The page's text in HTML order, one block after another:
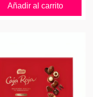
Añadir al carrito